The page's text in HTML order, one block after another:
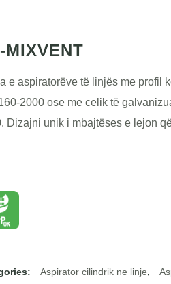
MIXVENT
e aspiratorëve të linjës me profil
2000 ose me celik të
Dizajni unik i mbajtëses e lejon
Aspirator cilindrik ne linje,